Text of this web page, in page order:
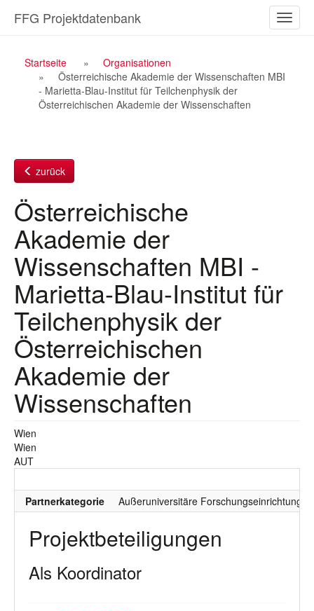
Inhalt
ein-/
FFG Projektdatenbank
Breadcrumb
Navigation
Startseite
Organisationen
Österreichische Akademie der Wissenschaften MBI
- Marietta-Blau-Institut für Teilchenphysik der
Österreichischen Akademie der Wissenschaften
zurück
Österreichische
Akademie der
Wissenschaften MBI -
Marietta-Blau-Institut für
Teilchenphysik der
Österreichischen
Akademie der
Wissenschaften
Wien
Wien
AUT
Partnerkategorie Außeruniversitäre Forschungseinrichtung
Projektbeteiligungen
Als Koordinator